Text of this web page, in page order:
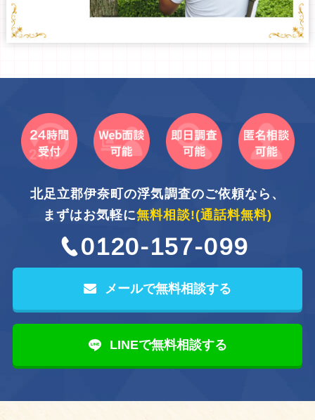
北足立郡伊奈町の浮気調査のご依頼なら、
まずはお気軽に無料相談!(通話料無料)
0120-157-099
メールで無料相談する
LINEで無料相談する